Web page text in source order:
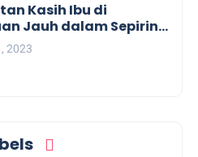
Kasih Ibu di
Jauh dalam Sepiring
Miyako
2023